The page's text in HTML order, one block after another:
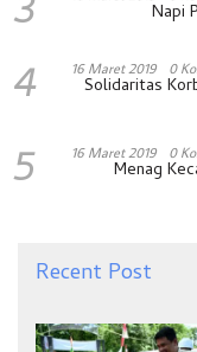
Napi
4 16 Maret 2019 0
Solidaritas
5 16 Maret 2019 0
Menag
Recent Post